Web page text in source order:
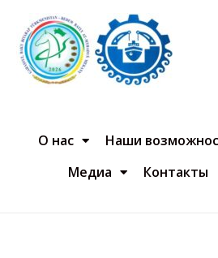
О нас Наши
Медиа
Контакты